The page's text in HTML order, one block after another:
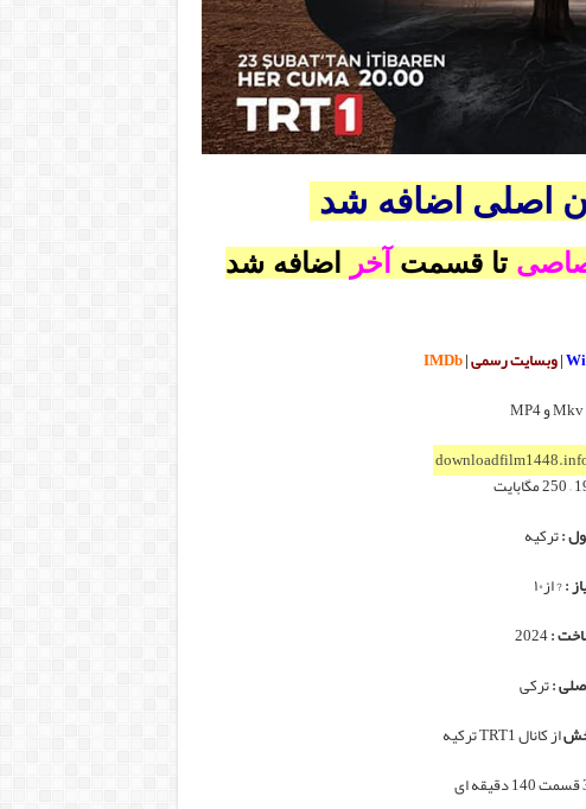
اصلی اضافه شد
تا قسمت آخر اضافه شد
|وبسایت رسمی|
IMDb
Mkv و MP4
:ترکیه
:? از۱۰
:
2024
:ترکی
از کانال TRT1 ترکیه
ای